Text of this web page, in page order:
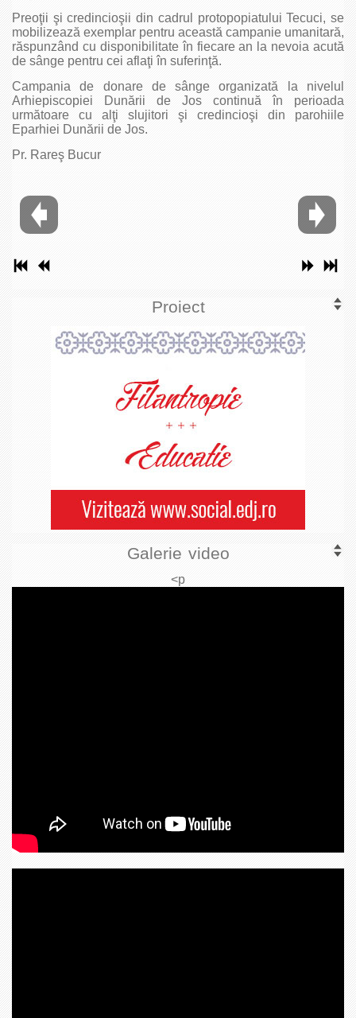
Preoţii şi credincioşii din cadrul protopopiatului Tecuci, se
mobilizează exemplar pentru această campanie umanitară,
răspunzând cu disponibilitate în fiecare an la nevoia acută
de sânge pentru cei aflaţi în suferinţă.
Campania de donare de sânge organizată la nivelul
Arhiepiscopiei Dunării de Jos continuă în perioada
următoare cu alţi slujitori şi credincioşi din parohiile
Eparhiei Dunării de Jos.
Pr. Rareş Bucur
Proiect
Galerie video
<p